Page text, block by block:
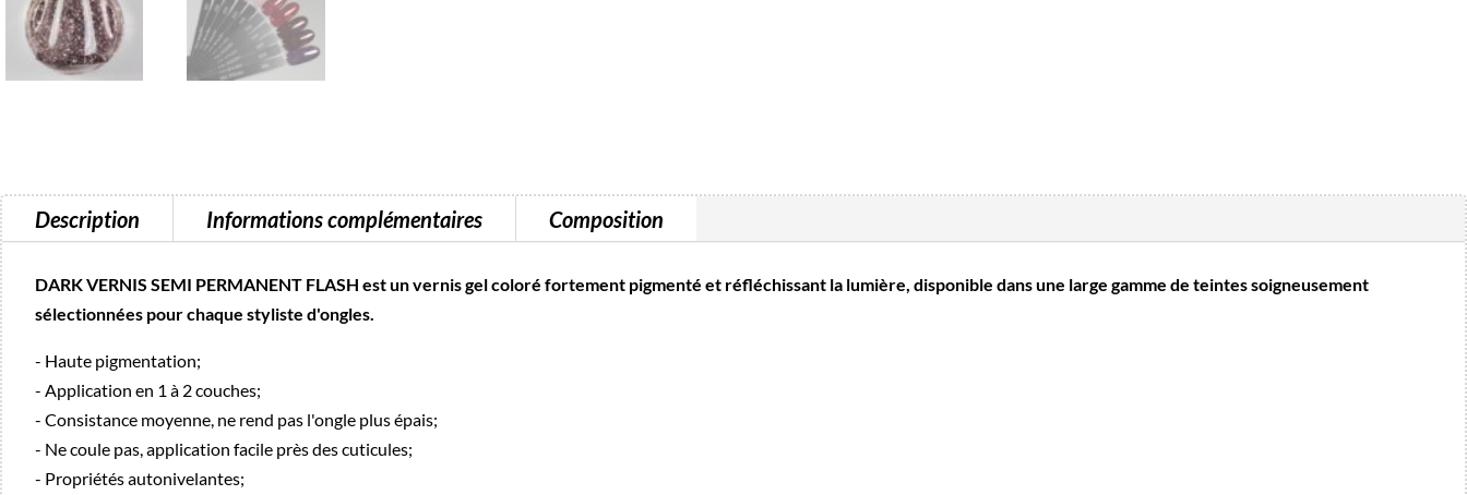
Description Informations complémentaires Composition
DARK VERNIS SEMI PERMANENT FLASH est un vernis gel coloré fortement pigmenté et réfléchissant la lumière, disponible dans une large gamme de teintes soigneusement
sélectionnées pour chaque styliste d'ongles.
- Haute pigmentation;
- Application en 1 à 2 couches;
- Consistance moyenne, ne rend pas l'ongle plus épais;
- Ne coule pas, application facile près des cuticules;
- Propriétés autonivelantes;